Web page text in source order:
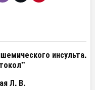
инсульта.
Л. В.